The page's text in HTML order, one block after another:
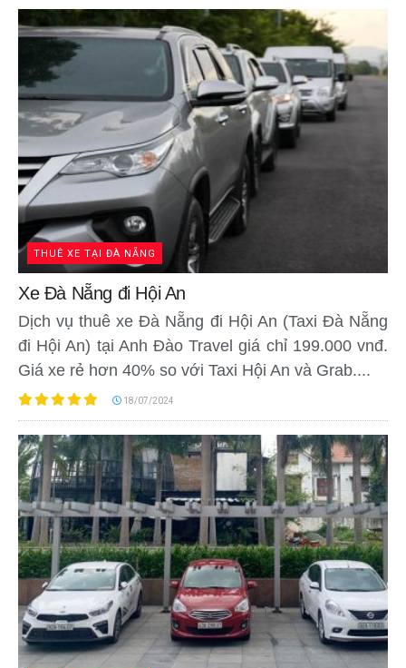
THUÊ XE TẠI ĐÀ NẴNG
Xe Đà Nẵng đi Hội An
Dịch vụ thuê xe Đà Nẵng đi Hội An (Taxi Đà Nẵng
đi Hội An) tại Anh Đào Travel giá chỉ 199.000 vnđ.
Giá xe rẻ hơn 40% so với Taxi Hội An và Grab....
18/07/2024